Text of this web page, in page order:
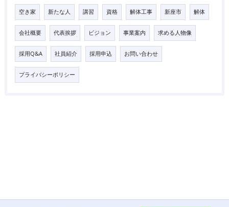
空き家 新たな人 講習 資格 解体工事 新座市 解体
会社概要 代表挨拶 ビジョン 事業案内 求める人物像
採用Q&A 社員紹介 採用申込 お問い合わせ
プライバシーポリシー